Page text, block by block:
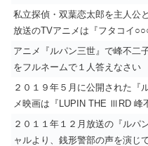
私立探偵・双葉恋太郎を主人公
放送のTVアニメは『フタコイ
アニメ『ルパン三世』で峰不二
をフルネームで１人答えなさい
２０１９年５月に公開された『
メ映画は『LUPIN THE ⅢRD 峰
２０１１年１２月放送の『ルパ
ャルより、銭形警部の声を演じ